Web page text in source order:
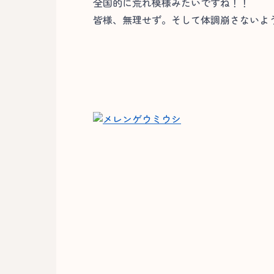
皆様、無理せず。そして体調崩さないよ